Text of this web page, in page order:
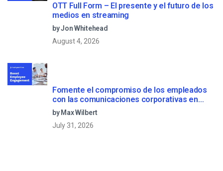
OTT Full Form – El presente y el futuro de los
medios en streaming
by Jon Whitehead
August 4, 2026
Fomente el compromiso de los empleados
con las comunicaciones corporativas en
directo
by Max Wilbert
July 31, 2026